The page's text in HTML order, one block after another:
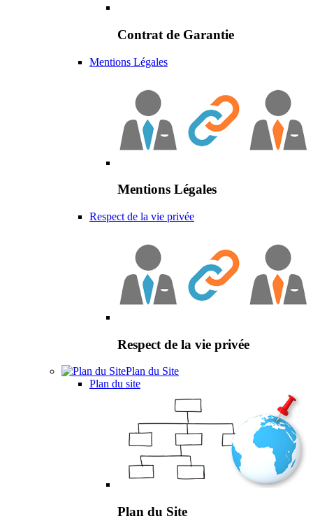
Contrat de Garantie
Mentions Légales
Mentions Légales
Respect de la vie privée
Respect de la vie privée
Plan du Site
Plan du site
Plan du Site